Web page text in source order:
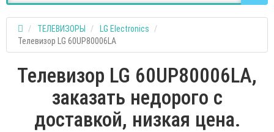
ТЕЛЕВИЗОРЫ
LG Electronics
Телевизор LG 60UP80006LA
Телевизор LG 60UP80006LA,
заказать недорого с
доставкой, низкая цена.